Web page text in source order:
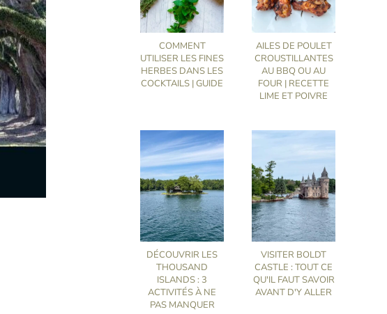
COMMENT
UTILISER LES FINES
HERBES DANS LES
COCKTAILS | GUIDE
AILES DE POULET
CROUSTILLANTES
AU BBQ OU AU
FOUR | RECETTE
LIME ET POIVRE
DÉCOUVRIR LES
THOUSAND
ISLANDS : 3
ACTIVITÉS À NE
PAS MANQUER
VISITER BOLDT
CASTLE : TOUT CE
QU'IL FAUT SAVOIR
AVANT D'Y ALLER